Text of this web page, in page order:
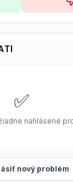
✅
nahlásené
nový problém